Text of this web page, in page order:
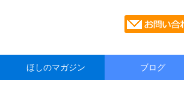
ほしのマガジン ブログ